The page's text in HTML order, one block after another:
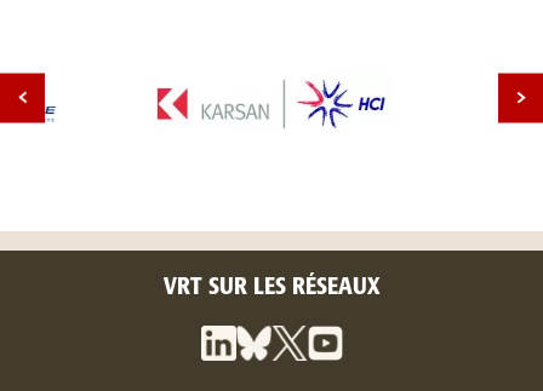
VRT SUR LES RÉSEAUX